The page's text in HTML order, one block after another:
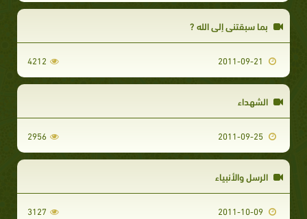
بما سبقتني إلى الله ?
4212
الشهداء
2956
الرسل والأنبياء
3127